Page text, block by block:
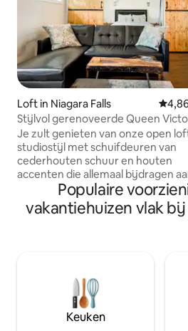
Loft in Niagara Falls
Stijlvol gerenoveerde Queen
Loft
Je zult genieten van onze open
studiostijl met schuifdeuren van
cederhouten schuur en houten
accenten die allemaal bijdragen
echt unieke gastervaring! De hele loft is
van jou! sms of bel 905 321 5150 De loft
ligt in de buurt van de historische
het toeristische district Clifton Hill
op een paar minuten rijden. Je kunt
lopen, je auto nemen, uber het of
fietsen van waar je bent. We
Populaire
vakantiehuizen vlak bij
Keuken